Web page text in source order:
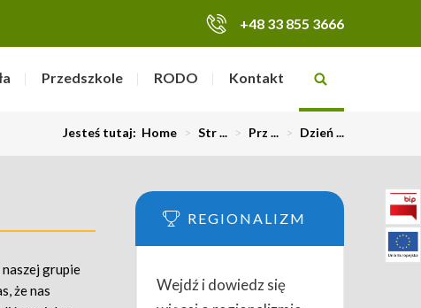
+48 33 855 3666
Przedszkole RODO Kontakt
Jesteś tutaj: Home > Str ... > Prz ... > Dzień ...
grupie
że nas
REGIONALIZM
Wejdź i dowiedz się